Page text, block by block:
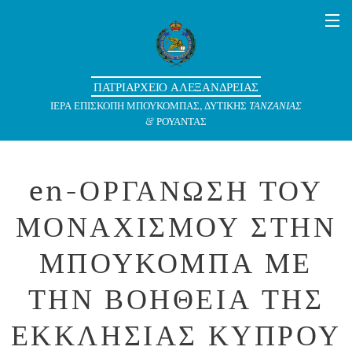
ΠΑΤΡΙΑΡΧΕΙΟ ΑΛΕΞΑΝΔΡΕΙΑΣ
ΙΕΡΑ ΕΠΙΣΚΟΠΗ ΜΠΟΥΚΟΜΠΑΣ, ΔΥΤΙΚΗΣ ΤΑΝΖΑΝΙΑΣ
& ΡΟΥΑΝΤΑΣ
en-ΟΡΓΑΝΩΣΗ ΤΟΥ
ΜΟΝΑΧΙΣΜΟΥ ΣΤΗΝ
ΜΠΟΥΚΟΜΠΑ ΜΕ
ΤΗΝ ΒΟΗΘΕΙΑ ΤΗΣ
ΕΚΚΛΗΣΙΑΣ ΚΥΠΡΟΥ